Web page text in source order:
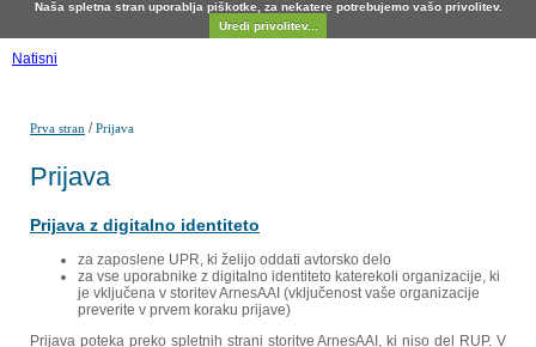
Naša spletna stran uporablja piškotke, za nekatere potrebujemo vašo privolitev.
Uredi privolitev...
Natisni
Prva stran /Prijava
Prijava
Prijava z digitalno identiteto
za zaposlene UPR, ki želijo oddati avtorsko delo
za vse uporabnike z digitalno identiteto katerekoli organizacije, ki
je vključena v storitev ArnesAAI (vključenost vaše organizacije
preverite v prvem koraku prijave)
Prijava poteka preko spletnih strani storitve ArnesAAI, ki niso del RUP. V